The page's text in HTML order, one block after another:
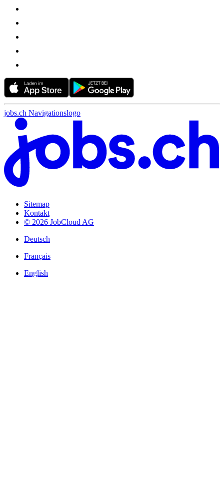
jobs.ch Navigationslogo
Sitemap
Kontakt
© 2026 JobCloud AG
Deutsch
Français
English